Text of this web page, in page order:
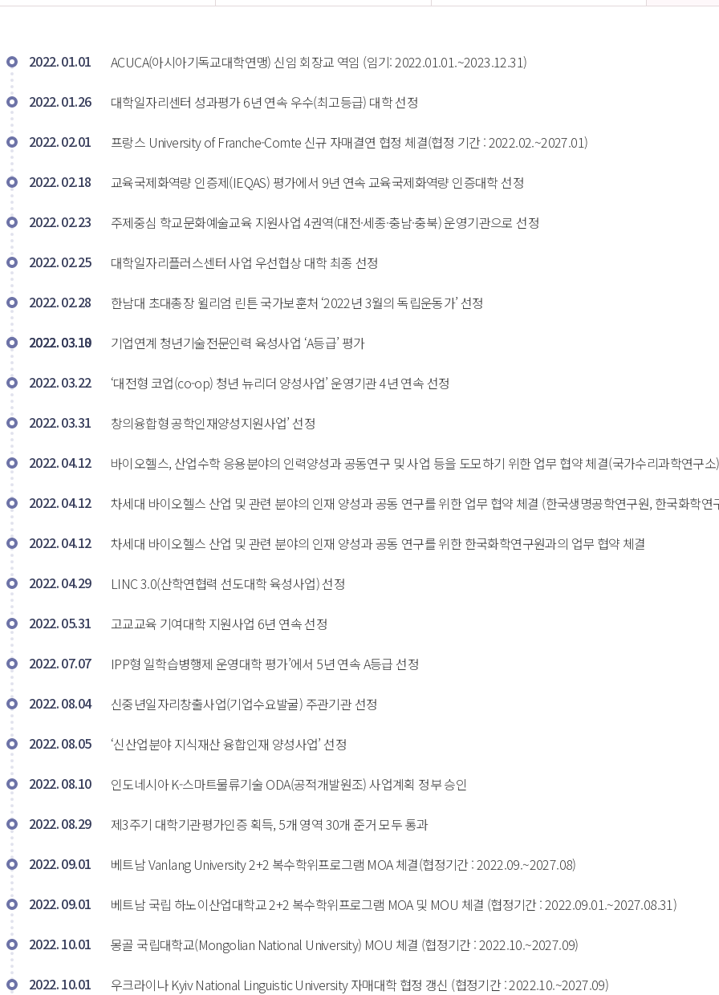
2022. 01.01 ACUCA(아시아기독교대학연맹) 신임 회장교 역임 (임기: 2022.01.01.~2023.12.31)
2022. 01.26 대학일자리센터 성과평가 6년 연속 우수(최고등급) 대학 선정
2022. 02.01 프랑스 University of Franche-Comte 신규 자매결연 협정 체결(협정 기간 : 2022.02.~2027.01)
2022. 02.18 교육국제화역량 인증제(IEQAS) 평가에서 9년 연속 교육국제화역량 인증대학 선정
2022. 02.23 주제중심 학교문화예술교육 지원사업 4권역(대전·세종·충남·충북) 운영기관으로 선정
2022. 02.25 대학일자리플러스센터 사업 우선협상 대학 최종 선정
2022. 02.28 한남대 초대총장 윌리엄 린튼 국가보훈처 ‘2022년 3월의 독립운동가’ 선정
2022. 03.10
2022. 03.18 기업연계 청년기술전문인력 육성사업 ‘A등급’ 평가
2022. 03.22 ‘대전형 코업(co-op) 청년 뉴리더 양성사업’ 운영기관 4년 연속 선정
2022. 03.31 창의융합형 공학인재양성지원사업’ 선정
2022. 04.12 바이오헬스, 산업수학 응용분야의 인력양성과 공동연구 및 사업 등을 도모하기 위한 업무 협약 체결(국가수리과학연구소)
2022. 04.12 차세대 바이오헬스 산업 및 관련 분야의 인재 양성과 공동 연구를 위한 업무 협약 체결 (한국생명공학연구원, 한국화학연
2022. 04.12 차세대 바이오헬스 산업 및 관련 분야의 인재 양성과 공동 연구를 위한 한국화학연구원과의 업무 협약 체결
2022. 04.29 LINC 3.0(산학연협력 선도대학 육성사업) 선정
2022. 05.31 고교교육 기여대학 지원사업 6년 연속 선정
2022. 07.07 IPP형 일학습병행제 운영대학 평가’에서 5년 연속 A등급 선정
2022. 08.04 신중년일자리창출사업(기업수요발굴) 주관기관 선정
2022. 08.05 ‘신산업분야 지식재산 융합인재 양성사업’ 선정
2022. 08.10 인도네시아 K-스마트물류기술 ODA(공적개발원조) 사업계획 정부 승인
2022. 08.29 제3주기 대학기관평가인증 획득, 5개 영역 30개 준거 모두 통과
2022. 09.01 베트남 Vanlang University 2+2 복수학위프로그램 MOA 체결(협정기간 : 2022.09.~2027.08)
2022. 09.01 베트남 국립 하노이산업대학교 2+2 복수학위프로그램 MOA 및 MOU 체결 (협정기간 : 2022.09.01.~2027.08.31)
2022. 10.01 몽골 국립대학교(Mongolian National University) MOU 체결 (협정기간 : 2022.10.~2027.09)
2022. 10.01 우크라이나 Kyiv National Linguistic University 자매대학 협정 갱신 (협정기간 : 2022.10.~2027.09)